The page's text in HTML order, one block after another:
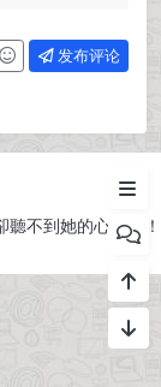
发布评论
不到她的心！！！